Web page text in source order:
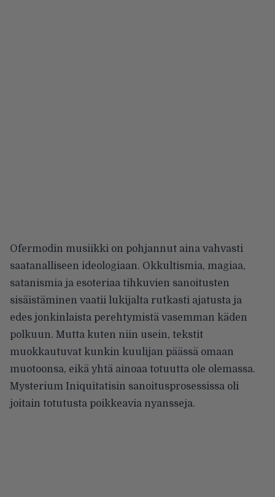
Ofermodin musiikki on pohjannut aina vahvasti
saatanalliseen ideologiaan. Okkultismia, magiaa,
satanismia ja esoteriaa tihkuvien sanoitusten
sisäistäminen vaatii lukijalta rutkasti ajatusta ja
edes jonkinlaista perehtymistä vasemman käden
polkuun. Mutta kuten niin usein, tekstit
muokkautuvat kunkin kuulijan päässä omaan
muotoonsa, eikä yhtä ainoaa totuutta ole olemassa.
Mysterium Iniquitatisin sanoitusprosessissa oli
joitain totutusta poikkeavia nyansseja.